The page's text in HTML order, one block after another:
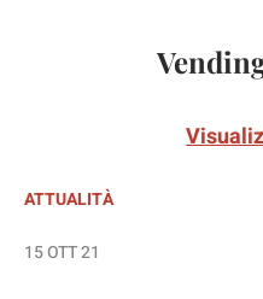
ATTUALITÀ
15 OTT 21